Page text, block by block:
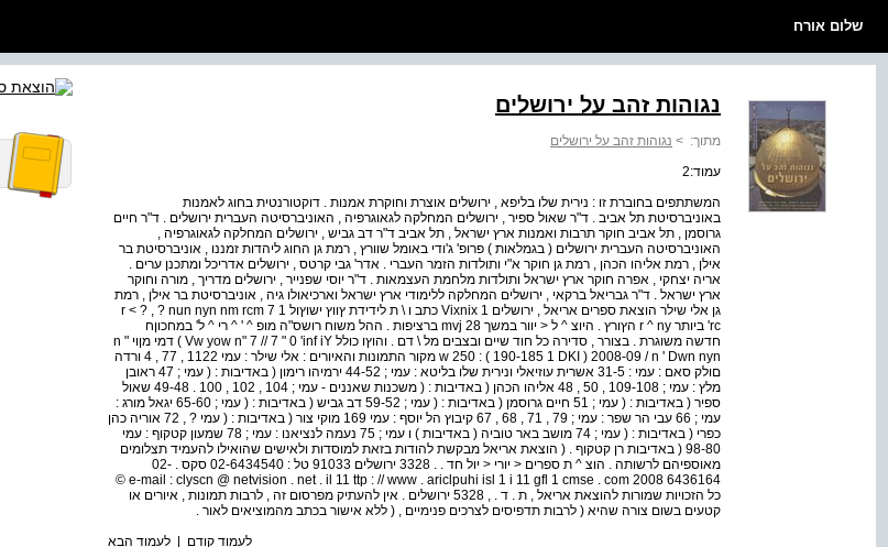
שלום אורח
נגוהות זהב על ירושלים
מתוך: > נגוהות זהב על ירושלים
עמוד:2
המשתתפים בחוברת זו : נירית שלו בליפא , ירושלים אוצרת וחוקרת אמנות . דוקטורנטית בחוג לאמנות
באוניברסיטת תל אביב . ד"ר שאול ספיר , ירושלים המחלקה לגאוגרפיה , האוניברסיטה העברית ירושלים . ד"ר חיים
גרוסמן , תל אביב חוקר תרבות ואמנות ארץ ישראל , תל אביב ד"ר דב גביש , ירושלים המחלקה לגאוגרפיה ,
האוניברסיטה העברית ירושלים ( בגמלאות ) פרופ' ג'ודי באומל שוורץ , רמת גן החוג ליהדות זמננו , אוניברסיטת בר
אילן , רמת אליהו הכהן , רמת גן חוקר א"י ותולדות הזמר העברי . אדר' גבי קרטס , ירושלים אדריכל ומתכנן ערים .
אריה יצחקי , אפרה חוקר ארץ ישראל ותולדות מלחמת העצמאות . ד"ר יוסי שפנייר , ירושלים מדריך , מורה וחוקר
ארץ ישראל . ד"ר גבריאל ברקאי , ירושלים המחלקה ללימודי ארץ ישראל וארכיאולו גיה , אוניברסיטת בר אילן , רמת
גן אלי שילר הוצאת ספרים אריאל , ירושלים 1 Vixnix כתב ו \ ת לידידת ץווץ ישוץול 1 r < ? , ? nun nyn nm rcm 7
rc' ביותר r ^ ny הץורץ . היוצ ^ ל < יוור במשך mvj 28 ברציפות . ההל משוח רושס"ה מופ ^ ' ^ רי ^ ל' במחכוןח
חדשה משוגרת . בצורר , סדירה כל חוד שיים ובצבים מל \ דם . והוץו כולל Vw yow n" 7 // 7 " 0 'inf iY ) דמי מןוי n "
w 250 : ( 190-185 1 DKI ) 2008-09 / n ' Dwn nyn מקור התמונות והאיורים : אלי שילר : עמי 1122 , 77 , 4 ורדה
םולק סאם : עמי : 31-5 אשרית עוזיאלי ונירית שלו בליטא : עמי ; 44-52 ירמיהו רימון ( באדיבות : ( עמי ; 47 ראובן
מלץ : עמי ; 109-108 , 50 , 48 אליהו הכהן ( באדיבות : ( משכנות שאננים - עמי ; 104 , 102 , 100 . 49-48 שאול
ספיר ( באדיבות : ( עמי ; 51 חיים גרוסמן ( באדיבות : ( עמי ; 59-52 דב גביש ( באדיבות : ( עמי ; 65-60 יגאל מורג :
עמי ; 66 עבי הר שפר : עמי ; 79 , 71 , 68 , 67 קיבוץ הל יוסף : עמי 169 מוקי צור ( באדיבות : ( עמי ? , 72 אוריה כהן
כפרי ( באדיבות : ( עמי ; 74 מושב באר טוביה ( באדיבות ) ו עמי ; 75 נעמה לנציאנו : עמי ; 78 שמעון קטקוף : עמי
98-80 ( באדיבות רן קטקוף . ( הוצאת אריאל מבקשת להודות בזאת למוסדות ולאישים שהואילו להעמיד תצלומים
מאוספיהם לרשותה . הוצ ^ ת ספרים < יורי < יול חד . . 3328 ירושלים 91033 טל : 02-6434540 סקס . 02-
6436164 e-mail : clyscn @ netvision . net . il 11 ttp : // www . ariclpuhi isl 1 i 11 gfl 1 cmse . com 2008 ©
כל הזכויות שמורות להוצאת אריאל , ת . ד . , 5328 ירושלים . אין להעתיק מפרסום זה , לרבות תמונות , איורים או
קטעים בשום צורה שהיא ( לרבות תדפיסים לצרכים פנימיים , ( ללא אישור בכתב מהמוציאים לאור .
לעמוד קודם | לעמוד הבא